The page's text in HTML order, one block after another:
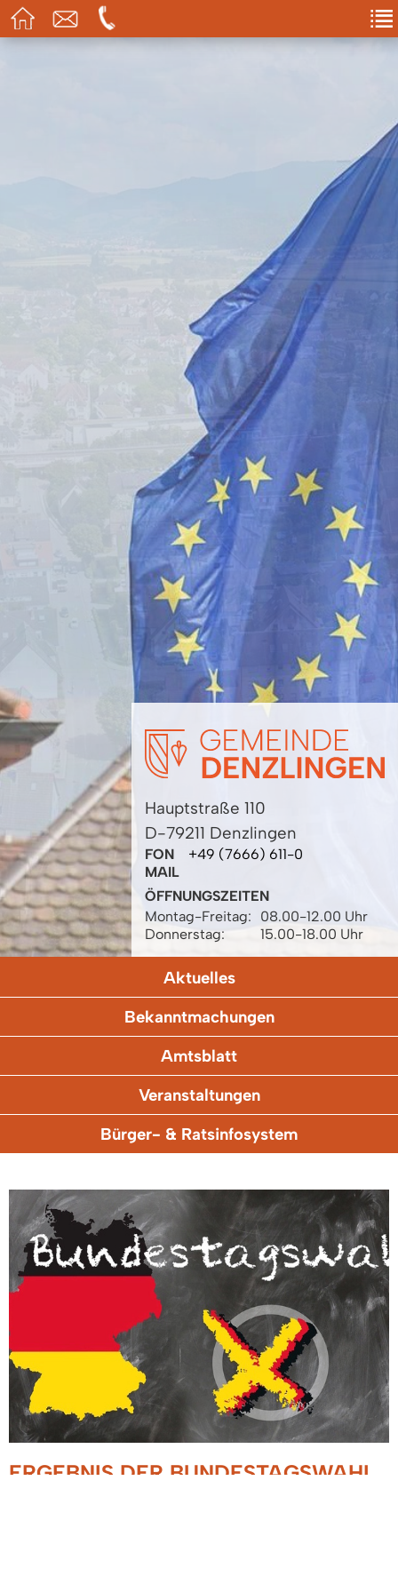
Hauptstraße 110
D-79211 Denzlingen
FON
+49 (7666) 611-0
MAIL
ÖFFNUNGSZEITEN
Montag-Freitag:
08.00-12.00 Uhr
Donnerstag:
15.00-18.00 Uhr
Aktuelles
Bekanntmachungen
Amtsblatt
Veranstaltungen
Bürger- & Ratsinfosystem
ERGEBNIS DER BUNDESTAGSWAHL